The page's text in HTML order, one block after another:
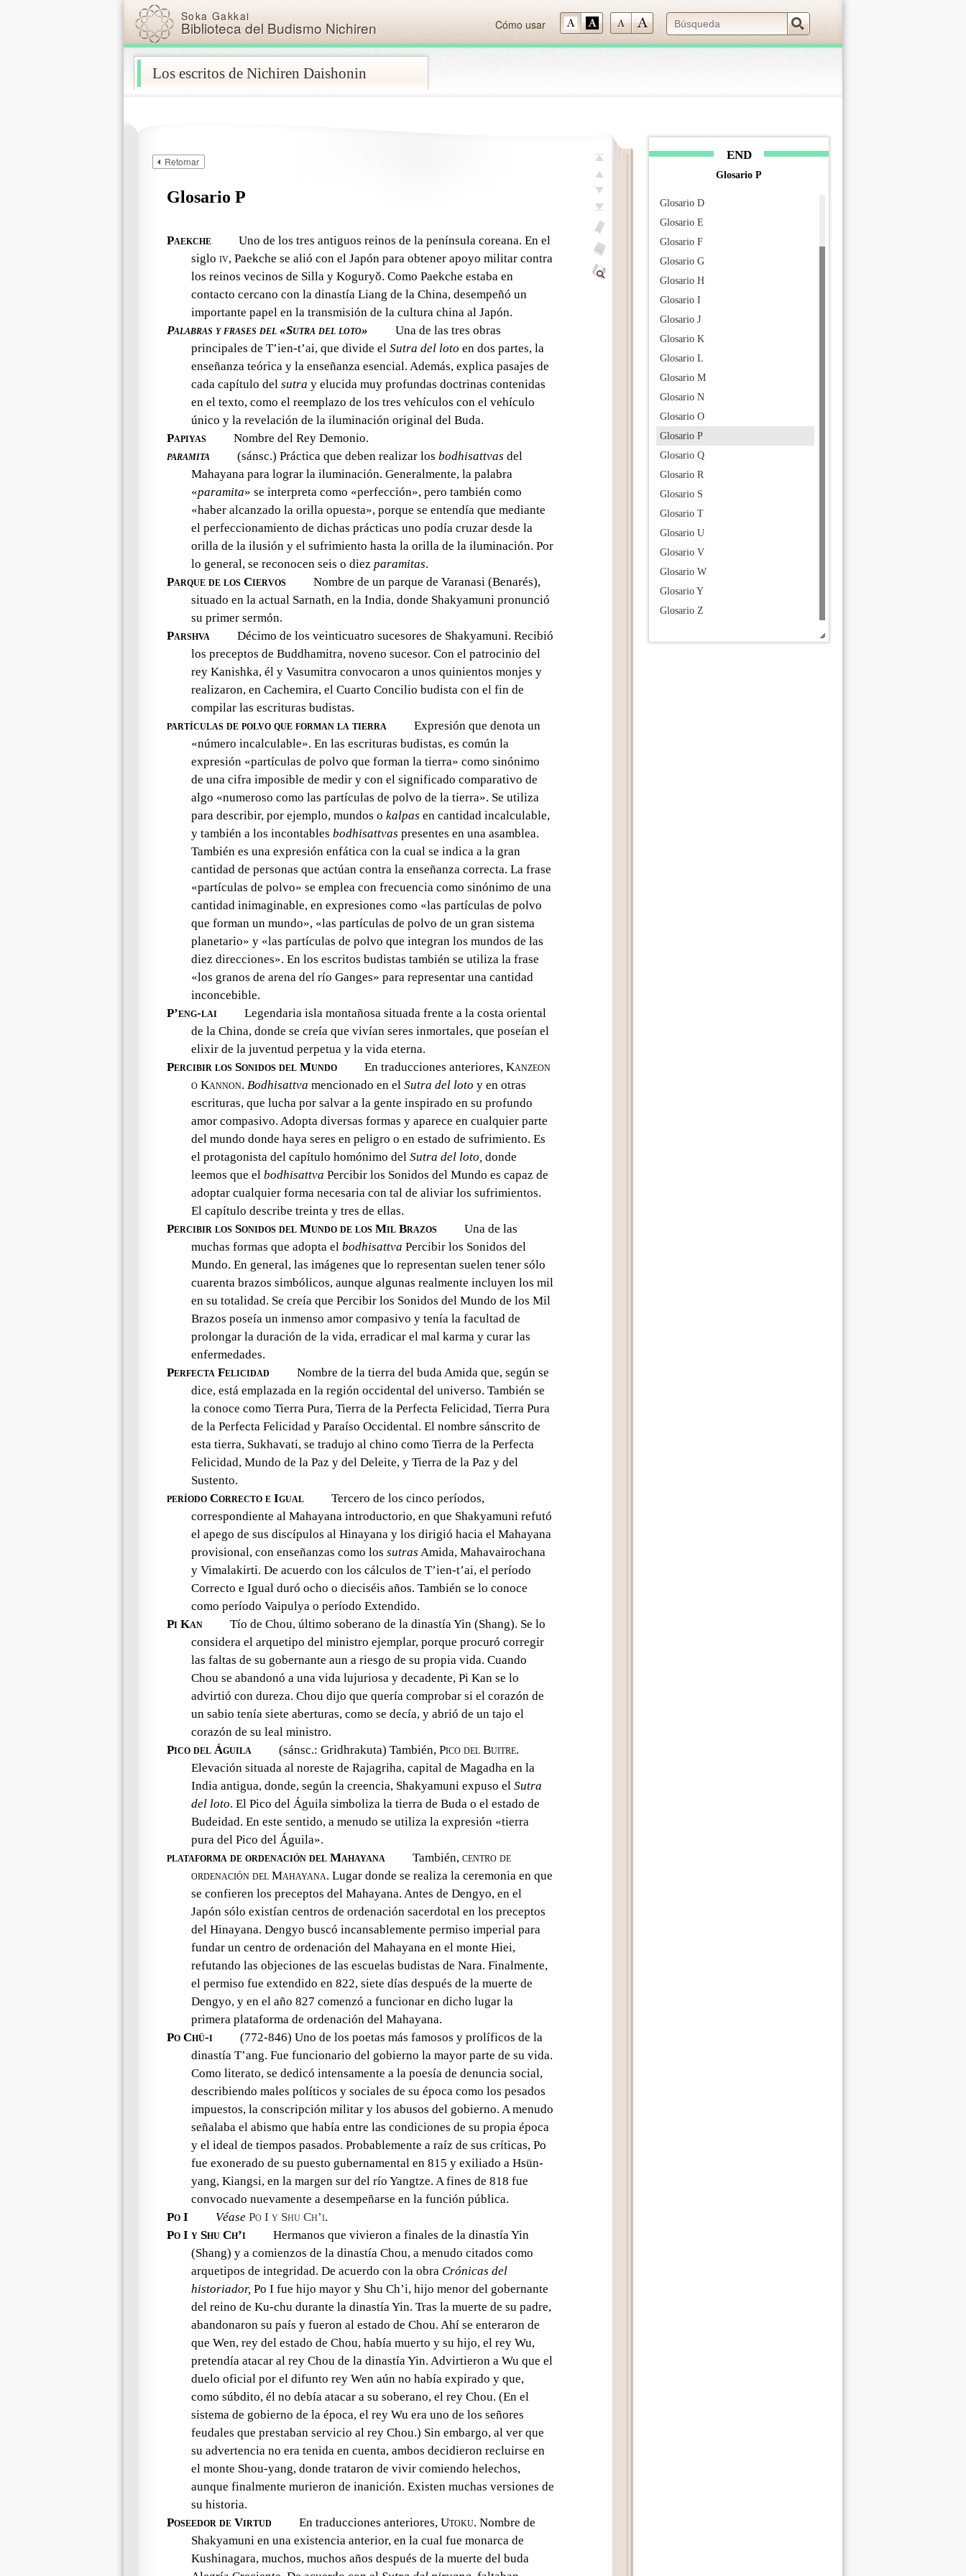
Soka Gakkai
Biblioteca del Budismo Nichiren Cómo usar
Los escritos de Nichiren Daishonin
Top
Previous
Next
Last
Add
Glosario
off
END
Glosario P
Glosario D
Glosario E
Glosario F
Glosario G
Glosario H
Glosario I
Glosario J
Glosario K
Glosario L
Glosario M
Glosario N
Glosario O
Glosario P
Glosario Q
Glosario R
Glosario S
Glosario T
Glosario U
Glosario V
Glosario W
Glosario Y
Glosario Z
Retornar
Glosario P
Paekche
Uno de los tres antiguos reinos de la península coreana. En el
sigloiv, Paekche se alió con el Japón para obtener apoyo militar contra
los reinos vecinos de Silla y Koguryǒ. Como Paekche estaba en
contacto cercano con la dinastía Liang de la China, desempeñó un
importante papel en la transmisión de la cultura china al Japón.
Palabras y frases del «Sutra del loto»
Una de las tres obras
principales de T’ien-t’ai, que divide elSutra del loto en dos partes, la
enseñanza teórica y la enseñanza esencial. Además, explica pasajes de
cada capítulo delsutra y elucida muy profundas doctrinas contenidas
en el texto, como el reemplazo de los tres vehículos con el vehículo
único y la revelación de la iluminación original del Buda.
Papiyas
Nombre del Rey Demonio.
paramita
(sánsc.) Práctica que deben realizar losbodhisattvas del
Mahayana para lograr la iluminación. Generalmente, la palabra
«paramita» se interpreta como «perfección», pero también como
«haber alcanzado la orilla opuesta», porque se entendía que mediante
el perfeccionamiento de dichas prácticas uno podía cruzar desde la
orilla de la ilusión y el sufrimiento hasta la orilla de la iluminación. Por
lo general, se reconocen seis o diezparamitas.
Parque de los Ciervos
Nombre de un parque de Varanasi (Benarés),
situado en la actual Sarnath, en la India, donde Shakyamuni pronunció
su primer sermón.
Parshva
Décimo de los veinticuatro sucesores de Shakyamuni. Recibió
los preceptos de Buddhamitra, noveno sucesor. Con el patrocinio del
rey Kanishka, él y Vasumitra convocaron a unos quinientos monjes y
realizaron, en Cachemira, el Cuarto Concilio budista con el fin de
compilar las escrituras budistas.
partículas de polvo que forman la tierra
Expresión que denota un
«número incalculable». En las escrituras budistas, es común la
expresión «partículas de polvo que forman la tierra» como sinónimo
de una cifra imposible de medir y con el significado comparativo de
algo «numeroso como las partículas de polvo de la tierra». Se utiliza
para describir, por ejemplo, mundos okalpas en cantidad incalculable,
y también a los incontablesbodhisattvas presentes en una asamblea.
También es una expresión enfática con la cual se indica a la gran
cantidad de personas que actúan contra la enseñanza correcta. La frase
«partículas de polvo» se emplea con frecuencia como sinónimo de una
cantidad inimaginable, en expresiones como «las partículas de polvo
que forman un mundo», «las partículas de polvo de un gran sistema
planetario» y «las partículas de polvo que integran los mundos de las
diez direcciones». En los escritos budistas también se utiliza la frase
«los granos de arena del río Ganges» para representar una cantidad
inconcebible.
P’eng-lai
Legendaria isla montañosa situada frente a la costa oriental
de la China, donde se creía que vivían seres inmortales, que poseían el
elixir de la juventud perpetua y la vida eterna.
Percibir los Sonidos del Mundo
En traducciones anteriores,Kanzeon
o Kannon.Bodhisattva mencionado en elSutra del loto y en otras
escrituras, que lucha por salvar a la gente inspirado en su profundo
amor compasivo. Adopta diversas formas y aparece en cualquier parte
del mundo donde haya seres en peligro o en estado de sufrimiento. Es
el protagonista del capítulo homónimo delSutra del loto, donde
leemos que elbodhisattva Percibir los Sonidos del Mundo es capaz de
adoptar cualquier forma necesaria con tal de aliviar los sufrimientos.
El capítulo describe treinta y tres de ellas.
Percibir los Sonidos del Mundo de los Mil Brazos
Una de las
muchas formas que adopta elbodhisattva Percibir los Sonidos del
Mundo. En general, las imágenes que lo representan suelen tener sólo
cuarenta brazos simbólicos, aunque algunas realmente incluyen los mil
en su totalidad. Se creía que Percibir los Sonidos del Mundo de los Mil
Brazos poseía un inmenso amor compasivo y tenía la facultad de
prolongar la duración de la vida, erradicar el mal karma y curar las
enfermedades.
Perfecta Felicidad
Nombre de la tierra del buda Amida que, según se
dice, está emplazada en la región occidental del universo. También se
la conoce como Tierra Pura, Tierra de la Perfecta Felicidad, Tierra Pura
de la Perfecta Felicidad y Paraíso Occidental. El nombre sánscrito de
esta tierra, Sukhavati, se tradujo al chino como Tierra de la Perfecta
Felicidad, Mundo de la Paz y del Deleite, y Tierra de la Paz y del
Sustento.
período Correcto e Igual
Tercero de los cinco períodos,
correspondiente al Mahayana introductorio, en que Shakyamuni refutó
el apego de sus discípulos al Hinayana y los dirigió hacia el Mahayana
provisional, con enseñanzas como lossutras Amida, Mahavairochana
y Vimalakirti. De acuerdo con los cálculos de T’ien-t’ai, el período
Correcto e Igual duró ocho o dieciséis años. También se lo conoce
como período Vaipulya o período Extendido.
Pi Kan
Tío de Chou, último soberano de la dinastía Yin (Shang). Se lo
considera el arquetipo del ministro ejemplar, porque procuró corregir
las faltas de su gobernante aun a riesgo de su propia vida. Cuando
Chou se abandonó a una vida lujuriosa y decadente, Pi Kan se lo
advirtió con dureza. Chou dijo que quería comprobar si el corazón de
un sabio tenía siete aberturas, como se decía, y abrió de un tajo el
corazón de su leal ministro.
Pico del Águila
(sánsc.: Gridhrakuta) También,Pico del Buitre.
Elevación situada al noreste de Rajagriha, capital de Magadha en la
India antigua, donde, según la creencia, Shakyamuni expuso elSutra
del loto. El Pico del Águila simboliza la tierra de Buda o el estado de
Budeidad. En este sentido, a menudo se utiliza la expresión «tierra
pura del Pico del Águila».
plataforma de ordenación del Mahayana
También,centro de
ordenación del Mahayana. Lugar donde se realiza la ceremonia en que
se confieren los preceptos del Mahayana. Antes de Dengyo, en el
Japón sólo existían centros de ordenación sacerdotal en los preceptos
del Hinayana. Dengyo buscó incansablemente permiso imperial para
fundar un centro de ordenación del Mahayana en el monte Hiei,
refutando las objeciones de las escuelas budistas de Nara. Finalmente,
el permiso fue extendido en 822, siete días después de la muerte de
Dengyo, y en el año 827 comenzó a funcionar en dicho lugar la
primera plataforma de ordenación del Mahayana.
Po Chü-i
(772-846) Uno de los poetas más famosos y prolíficos de la
dinastía T’ang. Fue funcionario del gobierno la mayor parte de su vida.
Como literato, se dedicó intensamente a la poesía de denuncia social,
describiendo males políticos y sociales de su época como los pesados
impuestos, la conscripción militar y los abusos del gobierno. A menudo
señalaba el abismo que había entre las condiciones de su propia época
y el ideal de tiempos pasados. Probablemente a raíz de sus críticas, Po
fue exonerado de su puesto gubernamental en 815 y exiliado a Hsün-
yang, Kiangsi, en la margen sur del río Yangtze. A fines de 818 fue
convocado nuevamente a desempeñarse en la función pública.
Po I
Véase Po I y Shu Ch’i.
Po I y Shu Ch’i
Hermanos que vivieron a finales de la dinastía Yin
(Shang) y a comienzos de la dinastía Chou, a menudo citados como
arquetipos de integridad. De acuerdo con la obra Crónicas del
historiador, Po I fue hijo mayor y Shu Ch’i, hijo menor del gobernante
del reino de Ku-chu durante la dinastía Yin. Tras la muerte de su padre,
abandonaron su país y fueron al estado de Chou. Ahí se enteraron de
que Wen, rey del estado de Chou, había muerto y su hijo, el rey Wu,
pretendía atacar al rey Chou de la dinastía Yin. Advirtieron a Wu que el
duelo oficial por el difunto rey Wen aún no había expirado y que,
como súbdito, él no debía atacar a su soberano, el rey Chou. (En el
sistema de gobierno de la época, el rey Wu era uno de los señores
feudales que prestaban servicio al rey Chou.) Sin embargo, al ver que
su advertencia no era tenida en cuenta, ambos decidieron recluirse en
el monte Shou-yang, donde trataron de vivir comiendo helechos,
aunque finalmente murieron de inanición. Existen muchas versiones de
su historia.
Poseedor de Virtud
En traducciones anteriores,Utoku. Nombre de
Shakyamuni en una existencia anterior, en la cual fue monarca de
Kushinagara, muchos, muchos años después de la muerte del buda